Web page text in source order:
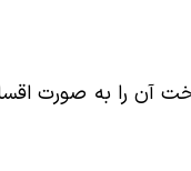
آن را به صورت